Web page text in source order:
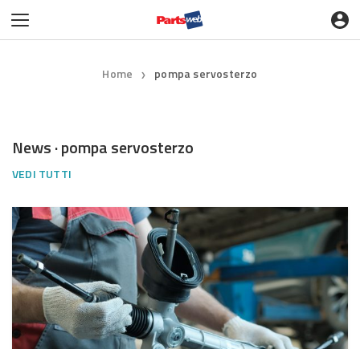
Home ❯ pompa servosterzo
News · pompa servosterzo
VEDI TUTTI